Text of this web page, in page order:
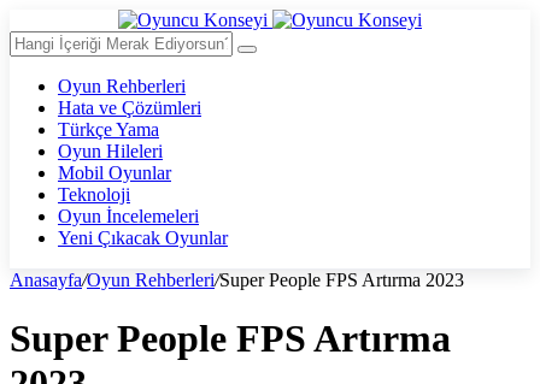
Oyun Rehberleri
Hata ve Çözümleri
Türkçe Yama
Oyun Hileleri
Mobil Oyunlar
Teknoloji
Oyun İncelemeleri
Yeni Çıkacak Oyunlar
Anasayfa/Oyun Rehberleri/Super People FPS Artırma 2023
Super People FPS Artırma